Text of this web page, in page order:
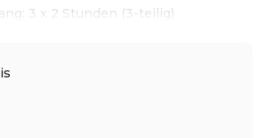
3 x 2 Stunden (3-teilig)